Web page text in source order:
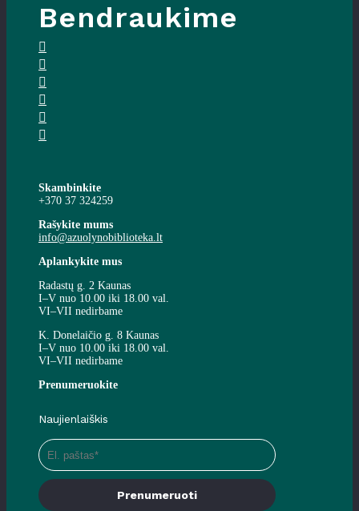
Bendraukime
Skambinkite
+370 37 324259
Rašykite mums
info@azuolynobiblioteka.lt
Aplankykite mus
Radastų g. 2 Kaunas
I–V nuo 10.00 iki 18.00 val.
VI–VII nedirbame
K. Donelaičio g. 8 Kaunas
I–V nuo 10.00 iki 18.00 val.
VI–VII nedirbame
Prenumeruokite
Naujienlaiškis
Prenumeruoti